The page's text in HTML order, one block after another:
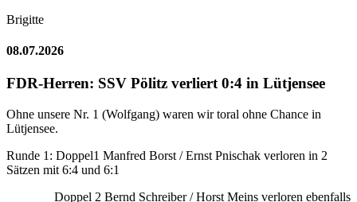
Brigitte
08.07.2026
FDR-Herren: SSV Pölitz verliert 0:4 in Lütjensee
Ohne unsere Nr. 1 (Wolfgang) waren wir toral ohne Chance in
Lütjensee.
Runde 1: Doppel1 Manfred Borst / Ernst Pnischak verloren in 2
Sätzen mit 6:4 und 6:1
Doppel 2 Bernd Schreiber / Horst Meins verloren ebenfalls